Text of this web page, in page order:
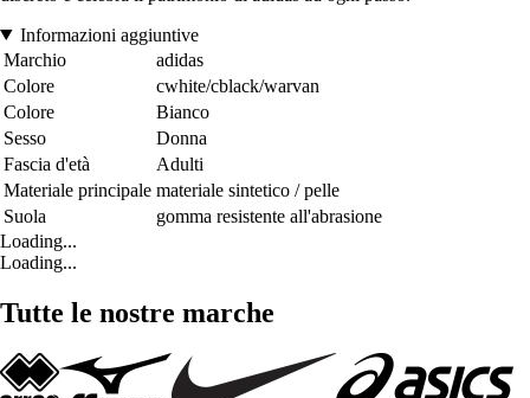
Informazioni aggiuntive
Marchio
adidas
Colore
cwhite/cblack/warvan
Colore
Bianco
Sesso
Donna
Fascia d'età
Adulti
Materiale principale materiale sintetico / pelle
Suola
gomma resistente all'abrasione
Loading...
Loading...
Tutte le nostre marche